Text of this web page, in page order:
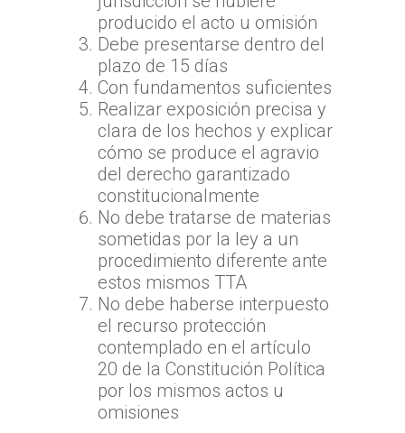
producido el acto u omisión
Debe presentarse dentro del
plazo de 15 días
Con fundamentos suficientes
Realizar exposición precisa y
clara de los hechos y explicar
cómo se produce el agravio
del derecho garantizado
constitucionalmente
No debe tratarse de materias
sometidas por la ley a un
procedimiento diferente ante
estos mismos TTA
No debe haberse interpuesto
el recurso protección
contemplado en el artículo
20 de la Constitución Política
por los mismos actos u
omisiones